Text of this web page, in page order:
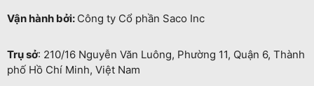
Vận hành bởi: Công ty Cổ phần Saco Inc
Trụ sở: 210/16 Nguyễn Văn Luông, Phường 11, Quận 6, Thành
phố Hồ Chí Minh, Việt Nam